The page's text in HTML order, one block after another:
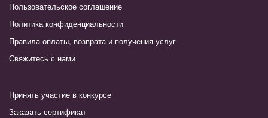
Пользовательское соглашение
Политика конфиденциальности
Правила оплаты, возврата и получения услуг
Свяжитесь с нами
Принять участие в конкурсе
Заказать сертификат